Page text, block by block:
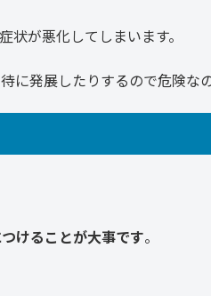
が悪化してしまいます。
に発展したりするので危険な
けることが大事です。